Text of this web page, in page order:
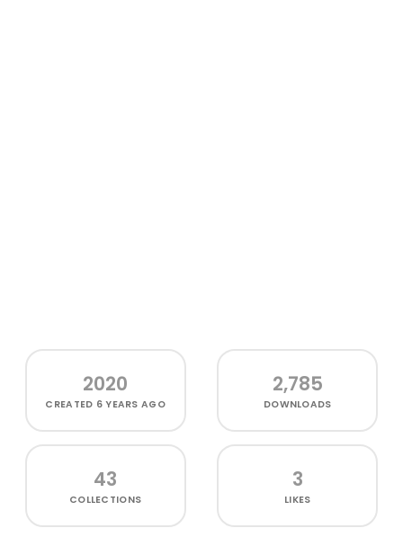
2020
CREATED 6 YEARS AGO
2,785
DOWNLOADS
43
COLLECTIONS
3
LIKES